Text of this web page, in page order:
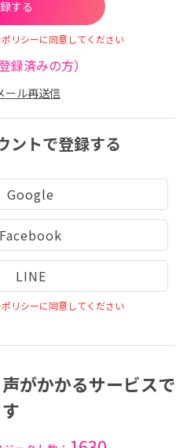
リシーに同意してください
録済みの方）
ール再送信
ントで登録する
Google
Facebook
LINE
リシーに同意してください
がかかるサービスで
す